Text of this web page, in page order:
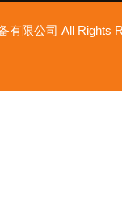
有限公司 All